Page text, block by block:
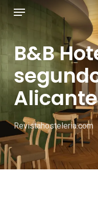
principal
Menú
B&B
Alicante
Revistahosteleria.com